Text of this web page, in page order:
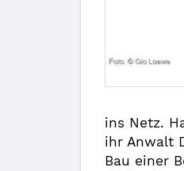
ins Netz.
ihr Anwalt
Bau einer